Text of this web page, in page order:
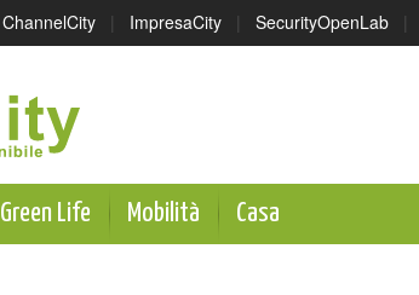
ChannelCity | ImpresaCity | SecurityOpenLab |
Green Life Mobilità Casa